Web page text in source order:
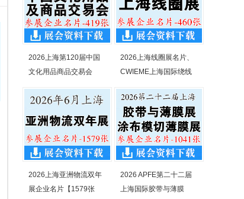
2026上海第120届中国
文化用品商品交易会
2026上海线圈展名片、
CWIEME上海国际绕线
2026上海亚洲物流双年
展企业名片【1579张
2026 APFE第二十二届
上海国际胶带与薄膜